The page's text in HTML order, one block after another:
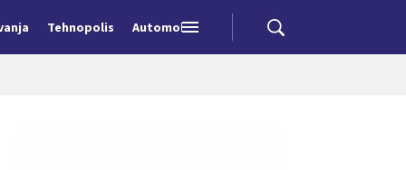
Tehnopolis Automobili